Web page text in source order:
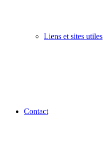
Liens et sites utiles
Contact